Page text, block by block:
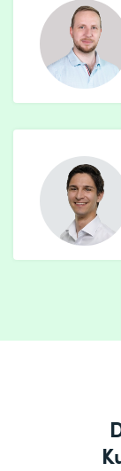
* Pflichtfelder